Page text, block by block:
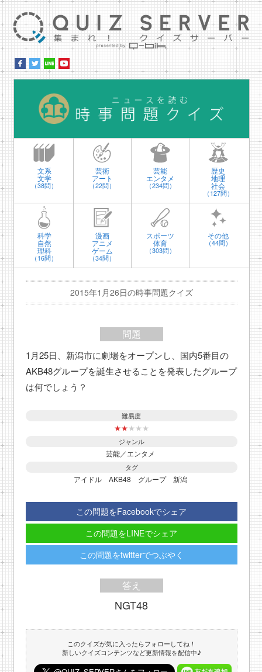
文系
文学
（38問）
芸術
アート
（22問）
芸能
エンタメ
（234問）
歴史
地理
社会
（127問）
科学
自然
理科
（16問）
漫画
アニメ
ゲーム
（34問）
スポーツ
体育
（303問）
その他
（44問）
2015年1月26日の時事問題クイズ
問題
1月25日、新潟市に劇場をオープンし、国内5番目の
AKB48グループを誕生させることを発表したグループ
は何でしょう？
難易度
★★★ ★ ★
ジャンル
芸能／エンタメ
タグ
アイドル AKB48 グループ 新潟
この問題をFacebookでシェア
この問題をLINEでシェア
この問題をtwitterでつぶやく
答え
NGT48
このクイズが気に入ったらフォローしてね！
新しいクイズコンテンツなど更新情報を配信中♪